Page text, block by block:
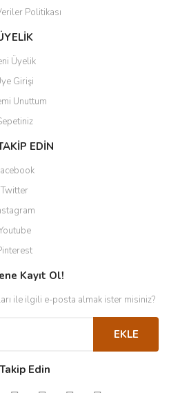
Politikası
Üyelik
Girişi
Unuttum
EDİN
Twitter
Kayıt Ol!
ile ilgili e-posta almak ister misiniz?
EKLE
Edin